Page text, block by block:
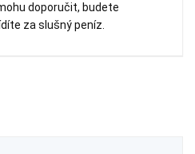
doporučit, budete
za slušný peníz.